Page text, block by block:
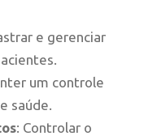
e gerenciar
um controle
saúde.
: Controlar o